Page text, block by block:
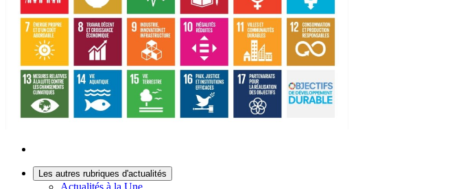
Les autres rubriques d'actualités